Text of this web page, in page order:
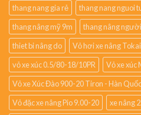
thang nang gia rẻ
thang nang nguoi
thang nâng mỹ 9m
thang nâng
thiet bi nâng do
Vỏ hơi xe nâng
vỏ xe xúc 0.5/80-18/10PR
Vỏ xe xúc
Vỏ xe Xúc Đào 900-20 Tiron - Hàn Quốc
Vỏ đặc xe nâng Pio 9.00-20
xe nâng